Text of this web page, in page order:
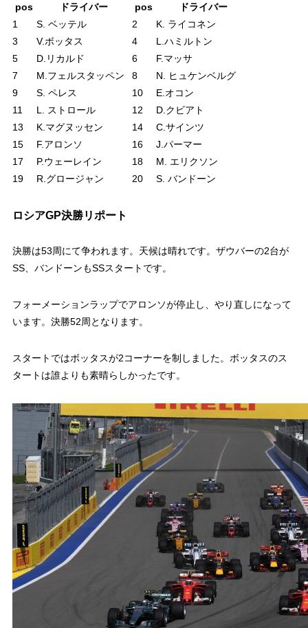
pos ドライバー pos
ドライバー
1
S. ベッテル 2
K. ライコネン
3
V.ボッタス 4
L.ハミルトン
5
D.リカルド 6
F.マッサ
7
M.フェルスタッペン 8
N. ヒュケンベルグ
9
S. ペレス 10
E.オコン
11
L. ストロール 12
D.クビアト
13
K.マグヌッセン 14
C.サインツ
15
F.アロンソ 16
J.パーマー
17
P.ウェーレイン 18
M. エリクソン
19
R.グロージャン 20 S. バンドーン
ロシアGP決勝リポート
決勝は53周にて争われます。天候は晴れです。ザウバーの2台が
SS、バンドーンもSSスタートです。
フォーメーションラップでアロンソが停止し、やり直しになって
います。決勝52周となります。
スタートではボッタスが2コーナーを制しました。ボッタスのス
タートは誰よりも素晴らしかったです。